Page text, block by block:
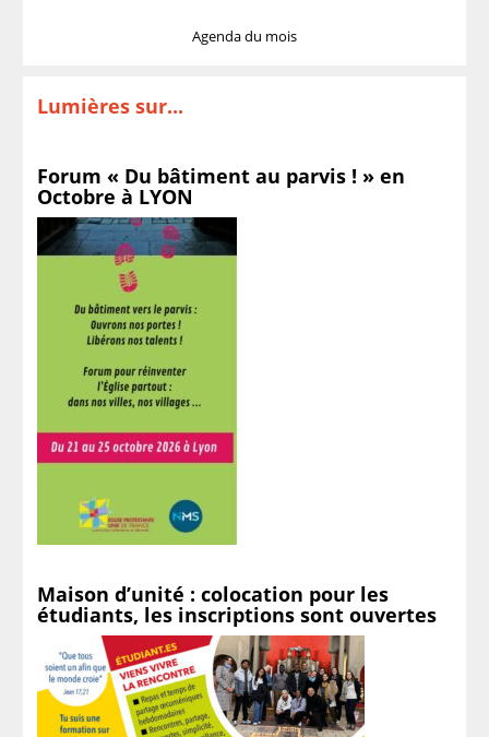
Agenda du mois
Lumières sur...
Forum « Du bâtiment au parvis ! » en
Octobre à LYON
Maison d’unité : colocation pour les
étudiants, les inscriptions sont ouvertes